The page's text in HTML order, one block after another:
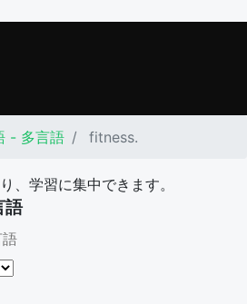
- 多言語 fitness.
、学習に集中できます。
語